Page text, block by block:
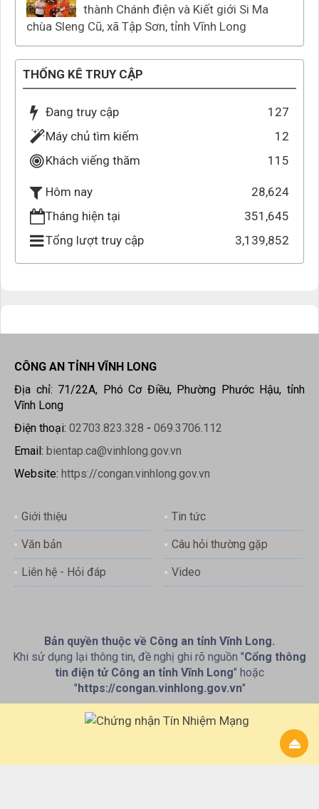
thành Chánh điện và Kiết giới Si Ma
chùa Sleng Cũ, xã Tập Sơn, tỉnh Vĩnh Long
THỐNG KÊ TRUY CẬP
Đang truy cập
127
Máy chủ tìm kiếm
12
Khách viếng thăm
115
Hôm nay
28,624
Tháng hiện tại
351,645
Tổng lượt truy cập
3,139,852
CÔNG AN TỈNH VĨNH LONG
Địa chỉ: 71/22A, Phó Cơ Điều, Phường Phước Hậu, tỉnh
Vĩnh Long
Điện thoại: 02703.823.328 - 069.3706.112
Email: bientap.ca@vinhlong.gov.vn
Website: https://congan.vinhlong.gov.vn
Giới thiệu Tin tức
Văn bản Câu hỏi thường gặp
Liên hệ - Hỏi đáp Video
Bản quyền thuộc về Công an tỉnh Vĩnh Long.
Khi sử dụng lại thông tin, đề nghị ghi rõ nguồn "Cổng thông
tin điện tử Công an tỉnh Vĩnh Long" hoặc
"https://congan.vinhlong.gov.vn"